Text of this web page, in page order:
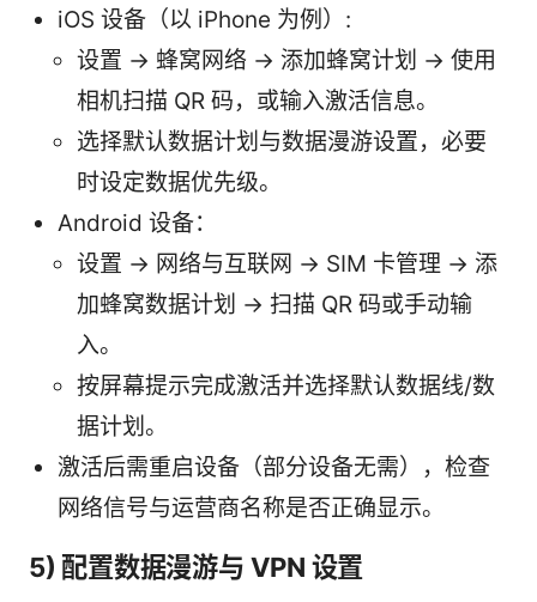
iOS 设备（以 iPhone 为例）:
设置 -> 蜂窝网络 -> 添加蜂窝计划 -> 使用
相机扫描 QR 码，或输入激活信息。
选择默认数据计划与数据漫游设置，必要
时设定数据优先级。
Android 设备：
设置 -> 网络与互联网 -> SIM 卡管理 -> 添
加蜂窝数据计划 -> 扫描 QR 码或手动输
入。
按屏幕提示完成激活并选择默认数据线/数
据计划。
激活后需重启设备（部分设备无需），检查
网络信号与运营商名称是否正确显示。
5) 配置数据漫游与 VPN 设置